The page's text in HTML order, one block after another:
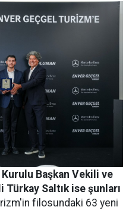
Başkan Vekili ve
Saltık ise şunları
filosundaki 63 yeni